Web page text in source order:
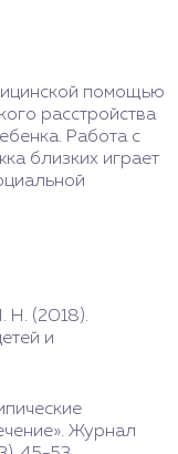
помощью
расстройства
Работа с
близких играет
Н. (2018).
и
Журнал